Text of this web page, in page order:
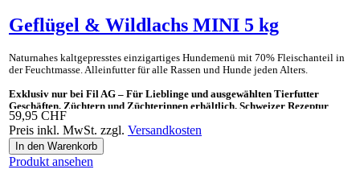
Geflügel & Wildlachs MINI 5 kg
Naturnahes kaltgepresstes einzig­artiges Hunde­menü mit 70% Fleisch­anteil in
der Feucht­masse. Allein­futter für alle Rassen und Hunde jeden Alters.
Exklusiv nur bei Fil AG – Für Lieblinge und ausgewählten Tierfutter
Geschäften, Züchtern und Züchterinnen erhältlich. Schweizer Rezeptur
Ideal auch als «Gesundes Leckerli» und Ergänzungsnahrung für BARF.
59,95 CHF
Preis inkl. MwSt. zzgl. Versandkosten
Produkt ansehen